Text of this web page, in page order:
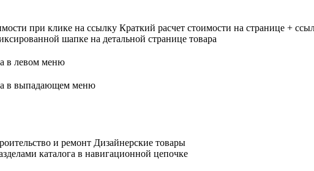
при клике на ссылку Краткий расчет стоимости на странице +
шапке на детальной странице товара
в левом меню
в выпадающем меню
и ремонт Дизайнерские товары
каталога в навигационной цепочке